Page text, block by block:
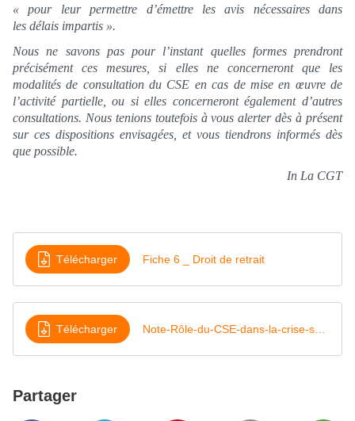
« pour leur permettre d’émettre les avis nécessaires dans
les délais impartis ».
Nous ne savons pas pour l’instant quelles formes prendront
précisément ces mesures, si elles ne concerneront que les
modalités de consultation du CSE en cas de mise en œuvre de
l’activité partielle, ou si elles concerneront également d’autres
consultations. Nous tenions toutefois à vous alerter dès à présent
sur ces dispositions envisagées, et vous tiendrons informés dès
que possible.
In La CGT
Télécharger Fiche 6 _ Droit de retrait
Télécharger
Partager